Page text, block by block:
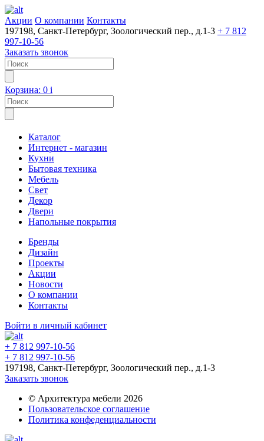
Акции О компании Контакты
197198, Санкт-Петербург, Зоологический пер., д.1-3 + 7 812
997-10-56
Заказать звонок
Корзина: 0 i
Каталог
Интернет - магазин
Кухни
Бытовая техника
Мебель
Свет
Декор
Двери
Напольные покрытия
Бренды
Дизайн
Проекты
Акции
Новости
О компании
Контакты
Войти в личный кабинет
+ 7 812 997-10-56
+ 7 812 997-10-56
197198, Санкт-Петербург, Зоологический пер., д.1-3
Заказать звонок
© Архитектура мебели 2026
Пользовательское соглашение
Политика конфеденциальности